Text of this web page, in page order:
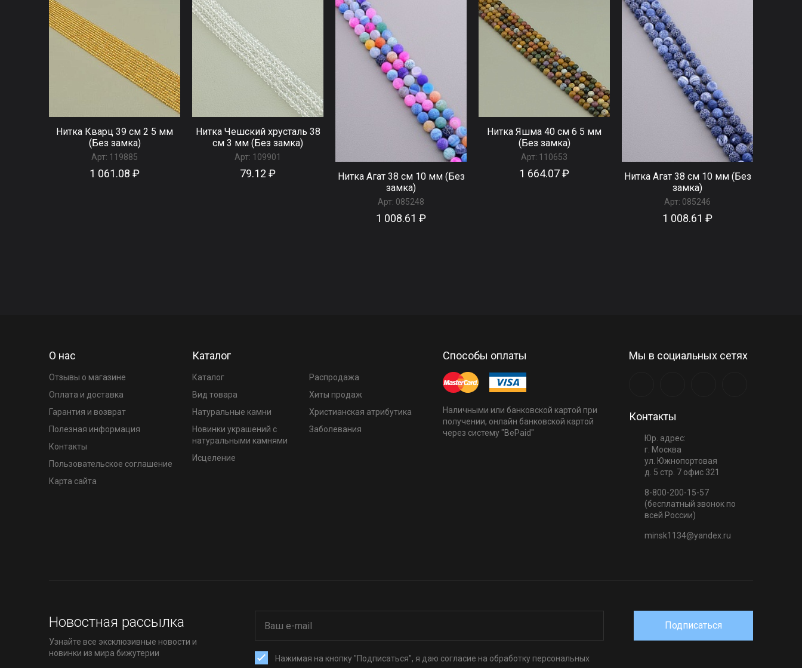
Нитка Кварц 39 см 2 5 мм
(Без замка)
Арт: 119885
1 061.08 ₽
Нитка Чешский хрусталь 38
см 3 мм (Без замка)
Арт: 109901
79.12 ₽
Нитка Агат 38 см 10 мм (Без
замка)
Арт: 085248
1 008.61 ₽
Нитка Яшма 40 см 6 5 мм
(Без замка)
Арт: 110653
1 664.07 ₽
Нитка Агат 38 см 10 мм (Без
замка)
Арт: 085246
1 008.61 ₽
О нас
Отзывы о магазине
Оплата и доставка
Гарантия и возврат
Полезная информация
Контакты
Пользовательское соглашение
Карта сайта
Каталог
Каталог
Вид товара
Натуральные камни
Новинки украшений с
натуральными камнями
Распродажа
Хиты продаж
Христианская атрибутика
Заболевания
Исцеление
Способы оплаты
Наличными или банковской картой при
получении, онлайн банковской картой
через систему "BePaid"
Мы в социальных сетях
Контакты
Юр. адрес:
г. Москва
ул. Южнопортовая
д. 5 стр. 7 офис 321
8-800-200-15-57
(бесплатный звонок по
всей России)
minsk1134@yandex.ru
Новостная рассылка
Узнайте все эксклюзивные новости и
новинки из мира бижутерии
Нажимая на кнопку "Подписаться", я даю согласие на обработку персональных
Подписаться